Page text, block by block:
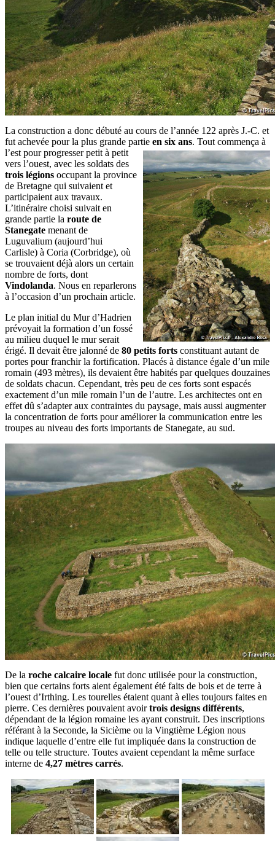
La construction a donc débuté au cours de l’année 122 après J.-C. et
fut achevée pour la plus grande partie en six ans. Tout commença à
l’est pour progresser petit à petit
vers l’ouest, avec les soldats des
trois légions occupant la province
de Bretagne qui suivaient et
participaient aux travaux.
L’itinéraire choisi suivait en
grande partie la route de
Stanegate menant de
Luguvalium (aujourd’hui
Carlisle) à Coria (Corbridge), où
se trouvaient déjà alors un certain
nombre de forts, dont
Vindolanda. Nous en reparlerons
à l’occasion d’un prochain article.
Le plan initial du Mur d’Hadrien
prévoyait la formation d’un fossé
au milieu duquel le mur serait
érigé. Il devait être jalonné de 80 petits forts constituant autant de
portes pour franchir la fortification. Placés à distance égale d’un mile
romain (493 mètres), ils devaient être habités par quelques douzaines
de soldats chacun. Cependant, très peu de ces forts sont espacés
exactement d’un mile romain l’un de l’autre. Les architectes ont en
effet dû s’adapter aux contraintes du paysage, mais aussi augmenter
la concentration de forts pour améliorer la communication entre les
troupes au niveau des forts importants de Stanegate, au sud.
De la roche calcaire locale fut donc utilisée pour la construction,
bien que certains forts aient également été faits de bois et de terre à
l’ouest d’Irthing. Les tourelles étaient quant à elles toujours faites en
pierre. Ces dernières pouvaient avoirtrois designs différents,
dépendant de la légion romaine les ayant construit. Des inscriptions
référant à la Seconde, la Sicième ou la Vingtième Légion nous
indique laquelle d’entre elle fut impliquée dans la construction de
telle ou telle structure. Toutes avaient cependant la même surface
interne de 4,27 mètres carrés.